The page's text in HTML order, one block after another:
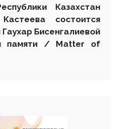
Казахстан
состоится
Бисенгалиевой
памяти / Matter of